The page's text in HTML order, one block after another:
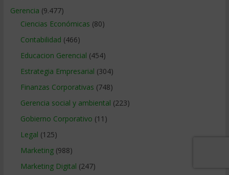
Gerencia (9.477)
Ciencias Económicas (80)
Contabilidad (466)
Educacion Gerencial (454)
Estrategia Empresarial (304)
Finanzas Corporativas (748)
Gerencia social y ambiental (223)
Gobierno Corporativo (11)
Legal (125)
Marketing(988)
Marketing Digital (247)